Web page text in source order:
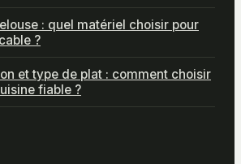
: quel matériel choisir pour
?
et type de plat : comment choisir
fiable ?